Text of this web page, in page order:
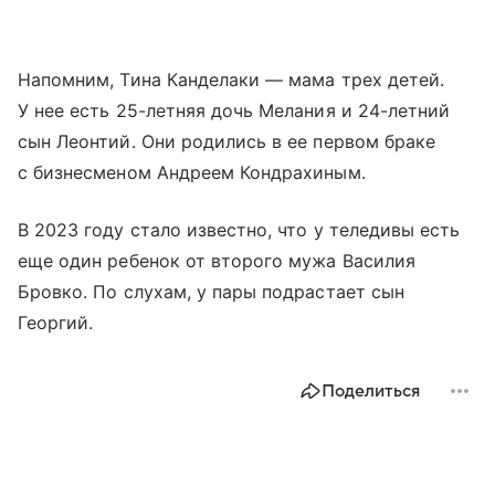
Напомним, Тина Канделаки — мама трех детей.
У нее есть 25-летняя дочь Мелания и 24-летний
сын Леонтий. Они родились в ее первом браке
с бизнесменом Андреем Кондрахиным.
В 2023 году стало известно, что у теледивы есть
еще один ребенок от второго мужа Василия
Бровко. По слухам, у пары подрастает сын
Георгий.
Поделиться